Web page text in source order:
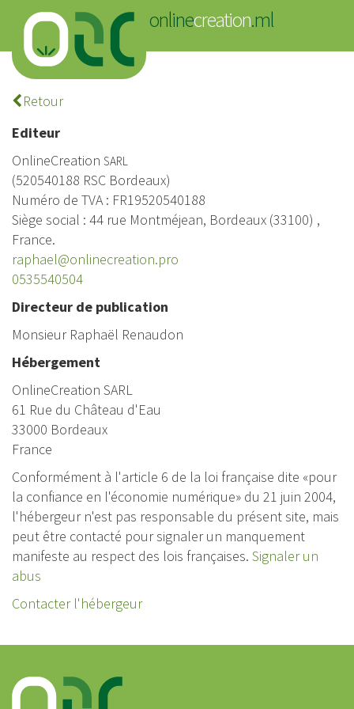
onlinecreation.ml
Connexion
Retour
Editeur
OnlineCreation SARL
(520540188 RSC Bordeaux)
Numéro de TVA : FR19520540188
Siège social : 44 rue Montméjean, Bordeaux (33100) ,
France.
raphael@onlinecreation.pro
0535540504
Directeur de publication
Monsieur Raphaël Renaudon
Hébergement
OnlineCreation SARL
61 Rue du Château d'Eau
33000 Bordeaux
France
Conformément à l'article 6 de la loi française dite «pour
la confiance en l'économie numérique» du 21 juin 2004,
l'hébergeur n'est pas responsable du présent site, mais
peut être contacté pour signaler un manquement
manifeste au respect des lois françaises. Signaler un
abus
Contacter l'hébergeur